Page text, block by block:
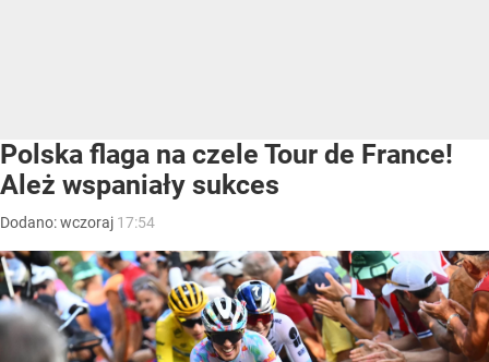
Polska flaga na czele Tour de France!
Ależ wspaniały sukces
Dodano:wczoraj 17:54